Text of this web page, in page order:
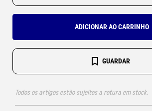
ADICIONAR AO CARRINHO
GUARDAR
Todos os artigos estão sujeitos a rotura em stock.